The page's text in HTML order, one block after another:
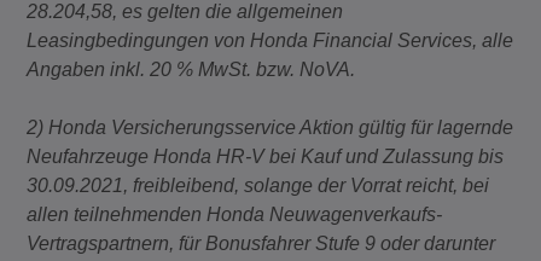
28.204,58, es gelten die allgemeinen
Leasingbedingungen von Honda Financial Services, alle
Angaben inkl. 20 % MwSt. bzw. NoVA.
2) Honda Versicherungsservice Aktion gültig für lagernde
Neufahrzeuge Honda HR-V bei Kauf und Zulassung bis
30.09.2021, freibleibend, solange der Vorrat reicht, bei
allen teilnehmenden Honda Neuwagenverkaufs-
Vertragspartnern, für Bonusfahrer Stufe 9 oder darunter